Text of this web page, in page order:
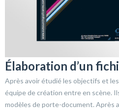
Élaboration d’un
Après avoir étudié les objectifs et
équipe de création entre en scène.
modèles de porte-document. Après